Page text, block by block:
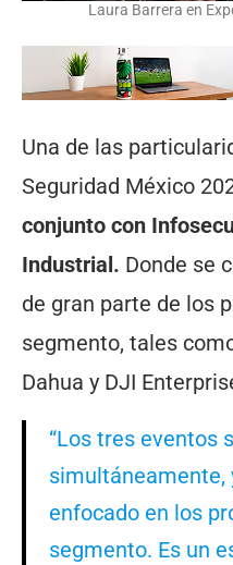
Laura Barrera en
Una de las
Seguridad México
conjunto con
Industrial. Donde se
de gran parte de los
segmento, tales
Dahua y DJI
“Los tres eventos
simultáneamente,
enfocado en los
segmento. Es un